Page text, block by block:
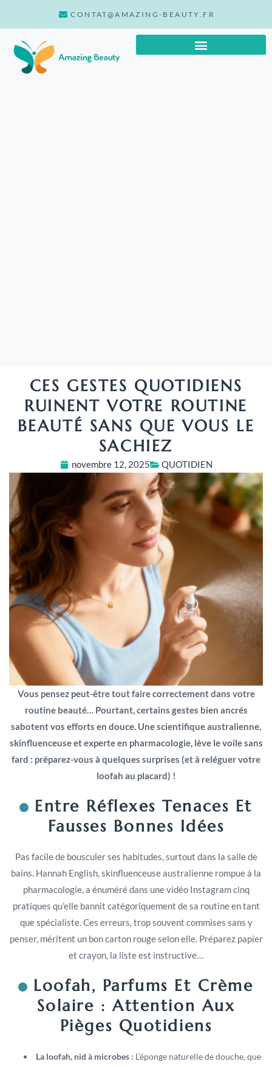
CONTAT@AMAZING-BEAUTY.FR
CES GESTES QUOTIDIENS
RUINENT VOTRE ROUTINE
BEAUTÉ SANS QUE VOUS LE
SACHIEZ
novembre 12, 2025 QUOTIDIEN
Vous pensez peut-être tout faire correctement dans votre
routine beauté… Pourtant, certains gestes bien ancrés
sabotent vos efforts en douce. Une scientifique australienne,
skinfluenceuse et experte en pharmacologie, lève le voile sans
fard : préparez-vous à quelques surprises (et à reléguer votre
loofah au placard) !
Entre Réflexes Tenaces Et
Fausses Bonnes Idées
Pas facile de bousculer ses habitudes, surtout dans la salle de
bains. Hannah English, skinfluenceuse australienne rompue à la
pharmacologie, a énuméré dans une vidéo Instagram cinq
pratiques qu’elle bannit catégoriquement de sa routine en tant
que spécialiste. Ces erreurs, trop souvent commises sans y
penser, méritent un bon carton rouge selon elle. Préparez papier
et crayon, la liste est instructive…
Loofah, Parfums Et Crème
Solaire : Attention Aux
Pièges Quotidiens
La loofah, nid à microbes : L’éponge naturelle de douche, que